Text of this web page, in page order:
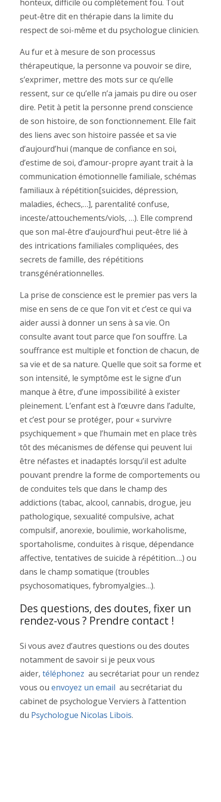
honteux, difficile ou complètement fou. Tout
peut-être dit en thérapie dans la limite du
respect de soi-même et du psychologue clinicien.
Au fur et à mesure de son processus
thérapeutique, la personne va pouvoir se dire,
s’exprimer, mettre des mots sur ce qu’elle
ressent, sur ce qu’elle n’a jamais pu dire ou oser
dire. Petit à petit la personne prend conscience
de son histoire, de son fonctionnement. Elle fait
des liens avec son histoire passée et sa vie
d’aujourd’hui (manque de confiance en soi,
d’estime de soi, d’amour-propre ayant trait à la
communication émotionnelle familiale, schémas
familiaux à répétition[suicides, dépression,
maladies, échecs,…], parentalité confuse,
inceste/attouchements/viols, …). Elle comprend
que son mal-être d’aujourd’hui peut-être lié à
des intrications familiales compliquées, des
secrets de famille, des répétitions
transgénérationnelles.
La prise de conscience est le premier pas vers la
mise en sens de ce que l’on vit et c’est ce qui va
aider aussi à donner un sens à sa vie. On
consulte avant tout parce que l’on souffre. La
souffrance est multiple et fonction de chacun, de
sa vie et de sa nature. Quelle que soit sa forme et
son intensité, le symptôme est le signe d’un
manque à être, d’une impossibilité à exister
pleinement. L’enfant est à l’œuvre dans l’adulte,
et c’est pour se protéger, pour « survivre
psychiquement » que l’humain met en place très
tôt des mécanismes de défense qui peuvent lui
être néfastes et inadaptés lorsqu’il est adulte
pouvant prendre la forme de comportements ou
de conduites tels que dans le champ des
addictions (tabac, alcool, cannabis, drogue, jeu
pathologique, sexualité compulsive, achat
compulsif, anorexie, boulimie, workaholisme,
sportaholisme, conduites à risque, dépendance
affective, tentatives de suicide à répétition….) ou
dans le champ somatique (troubles
psychosomatiques, fybromyalgies…).
Des questions, des doutes, fixer un
rendez-vous ? Prendre contact !
Si vous avez d’autres questions ou des doutes
notamment de savoir si je peux vous
aider, téléphonez au secrétariat pour un rendez
vous ou envoyez un email au secrétariat du
cabinet de psychologue Verviers à l’attention
du Psychologue Nicolas Libois.